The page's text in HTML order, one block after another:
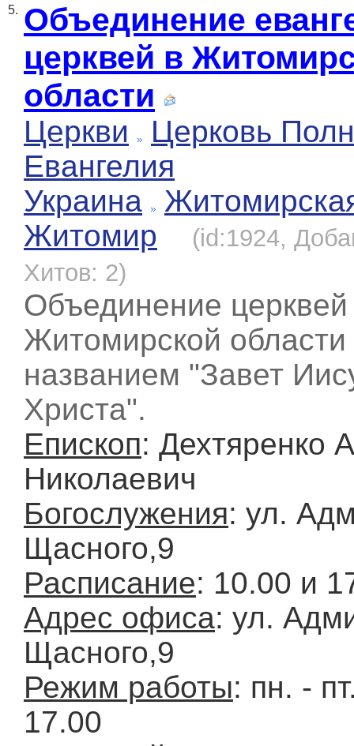
5. Объединение
церквей в
области
Церкви
Церковь
Евангелия
Украина
Житомир
(id:1924,
Хитов: 2)
Объединение церквей
Житомирской
названием "Завет
Христа".
Епископ: Дехтяренко
Николаевич
Богослужения: ул.
Щасного,9
Расписание: 10.00 и
Адрес офиса: ул.
Щасного,9
Режим работы: пн. -
17.00